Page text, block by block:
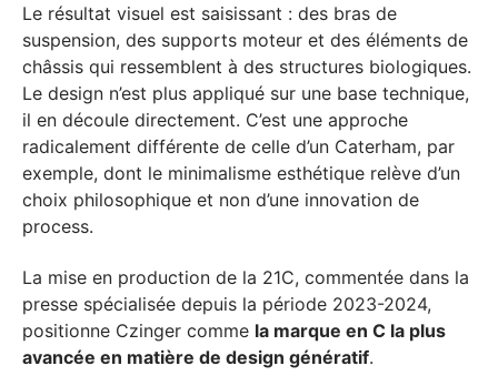
Le résultat visuel est saisissant : des bras de
suspension, des supports moteur et des éléments de
châssis qui ressemblent à des structures biologiques.
Le design n’est plus appliqué sur une base technique,
il en découle directement. C’est une approche
radicalement différente de celle d’un Caterham, par
exemple, dont le minimalisme esthétique relève d’un
choix philosophique et non d’une innovation de
process.
La mise en production de la 21C, commentée dans la
presse spécialisée depuis la période 2023-2024,
positionne Czinger comme la marque en C la plus
avancée en matière de design génératif.